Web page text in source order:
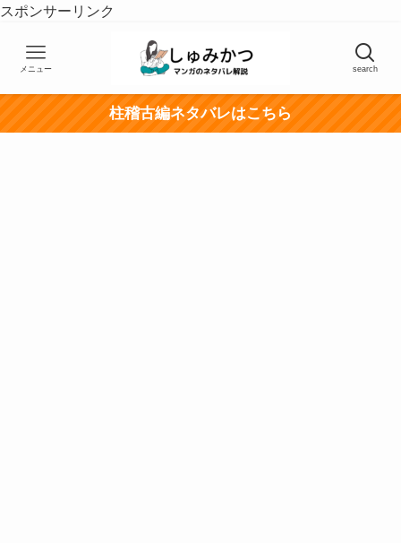
スポンサーリンク
search
メニュー
柱稽古編ネタバレはこちら